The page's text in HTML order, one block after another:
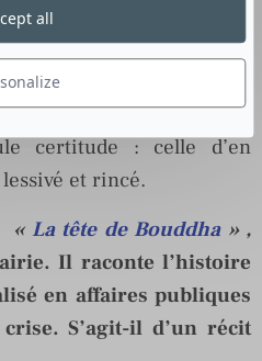
par une explosion
de surprises
Lorsque la crise
s’est réunie, vous n’avez
certitude : celle d’en
et rincé.
« La tête de Bouddha» ,
Il raconte l’histoire
en affaires publiques
S’agit-il d’un récit
all